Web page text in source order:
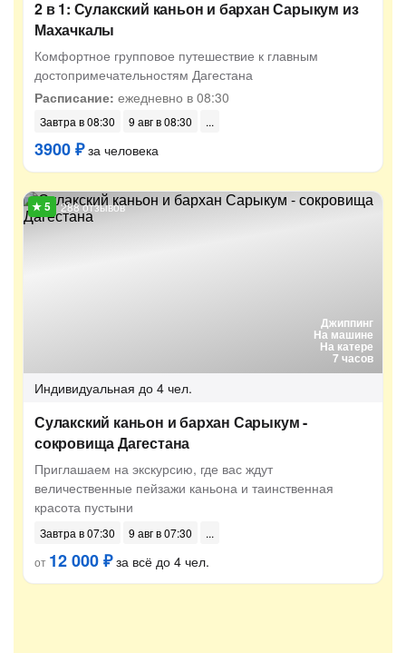
2 в 1: Сулакский каньон и бархан Сарыкум из
Махачкалы
Комфортное групповое путешествие к главным
достопримечательностям Дагестана
Расписание: ежедневно в 08:30
Завтра в 08:30 9 авг в 08:30
3900 ₽за человека
Джиппинг
На машине
На катере
7 часов
288 отзывов
Индивидуальная до 4 чел.
Сулакский каньон и бархан Сарыкум -
сокровища Дагестана
Приглашаем на экскурсию, где вас ждут
величественные пейзажи каньона и таинственная
красота пустыни
Завтра в 07:30
9 авг в 07:30
от 12 000 ₽за всё до 4 чел.